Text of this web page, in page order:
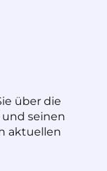
über die
seinen
aktuellen